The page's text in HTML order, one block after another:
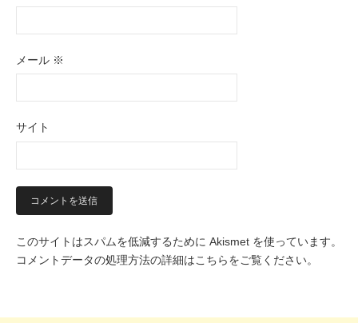
メール ※
サイト
このサイトはスパムを低減するために Akismet を使っています。
コメントデータの処理方法の詳細はこちらをご覧ください。